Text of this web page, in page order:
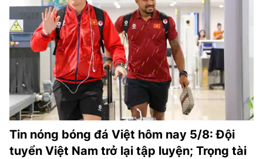
Tin nóng bóng đá Việt hôm nay 5/8: Đội
tuyển Việt Nam trở lại tập luyện; Trọng tài